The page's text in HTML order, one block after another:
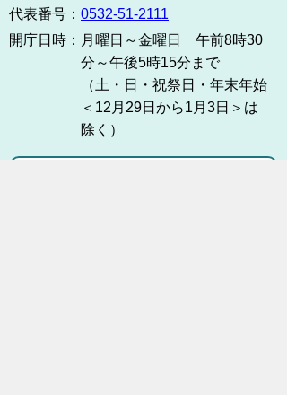
代表番号： 0532-51-2111
開庁日時： 月曜日～金曜日 午前8時30
分～午後5時15分まで
（土・日・祝祭日・年末年始
＜12月29日から1月3日＞は
除く）